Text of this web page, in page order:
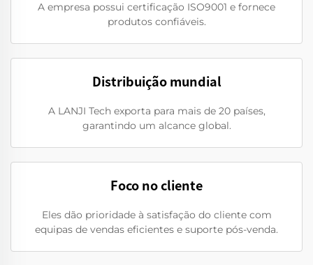
A empresa possui certificação ISO9001 e fornece
produtos confiáveis.
Distribuição mundial
A LANJI Tech exporta para mais de 20 países,
garantindo um alcance global.
Foco no cliente
Eles dão prioridade à satisfação do cliente com
equipas de vendas eficientes e suporte pós-venda.